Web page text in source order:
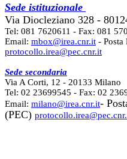
Sede istituzionale
Via Diocleziano 328 -
Tel: 081 7620611 - Fax: 081
Email: mbox@irea.cnr.it - Posta
protocollo.irea@pec.cnr.it
Sede secondaria
Via A Corti, 12 - 20133 Milano
Tel: 02 23699545 - Fax: 02
Email: milano@irea.cnr.it-
(PEC)